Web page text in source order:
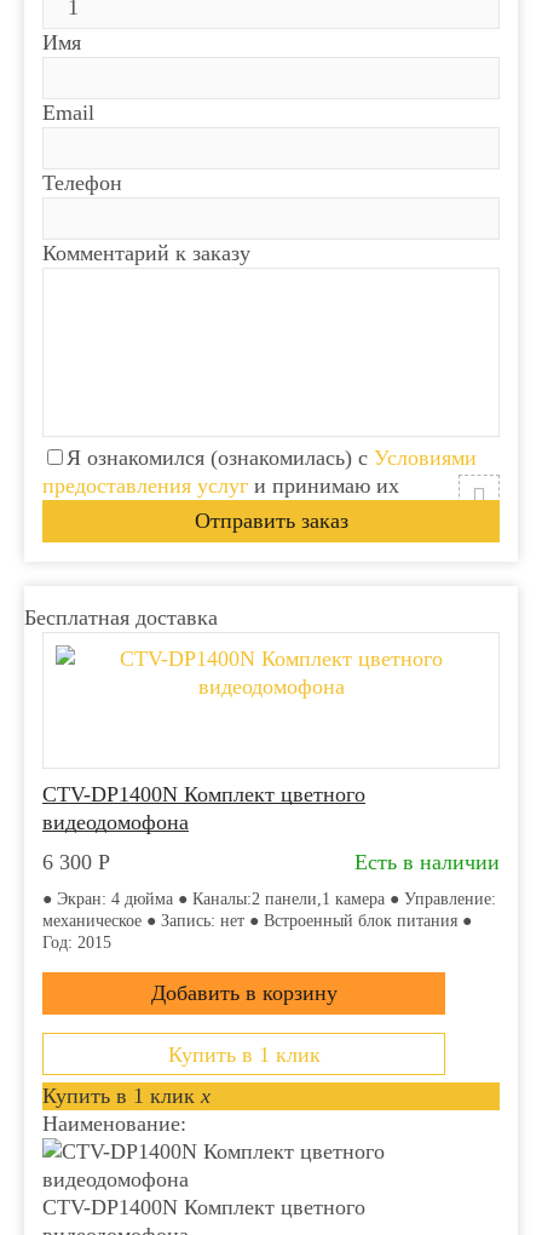
Имя
Email
Телефон
Комментарий к заказу
Я ознакомился (ознакомилась) с Условиями
предоставления услуг и принимаю их
Бесплатная доставка
CTV-DP1400N Комплект цветного
видеодомофона
6 300 Р Есть в наличии
● Экран: 4 дюйма ● Каналы:2 панели,1 камера ● Управление:
механическое ● Запись: нет ● Встроенный блок питания ●
Год: 2015
Купить в 1 клик
Купить в 1 клик x
Наименование:
CTV-DP1400N Комплект цветного